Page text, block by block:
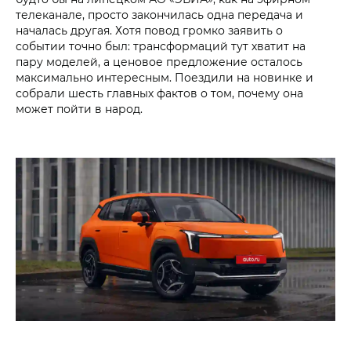
телеканале, просто закончилась одна передача и
началась другая. Хотя повод громко заявить о
событии точно был: трансформаций тут хватит на
пару моделей, а ценовое предложение осталось
максимально интересным. Поездили на новинке и
собрали шесть главных фактов о том, почему она
может пойти в народ.